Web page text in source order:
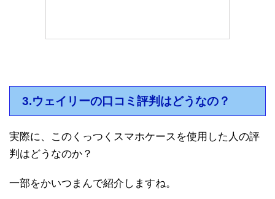
3.ウェイリーの口コミ評判はどうなの？
実際に、このくっつくスマホケースを使用した人の評
判はどうなのか？
一部をかいつまんで紹介しますね。